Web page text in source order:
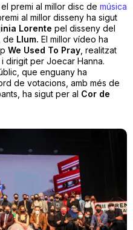
premi al millor disc de música
al millor disseny ha sigut
Lorente pel disseny del
de Llum. El millor vídeo ha
We Used To Pray, realitzat
dirigit per Joecar Hanna.
que enguany ha
de votacions, amb més de
ha sigut per al Cor de